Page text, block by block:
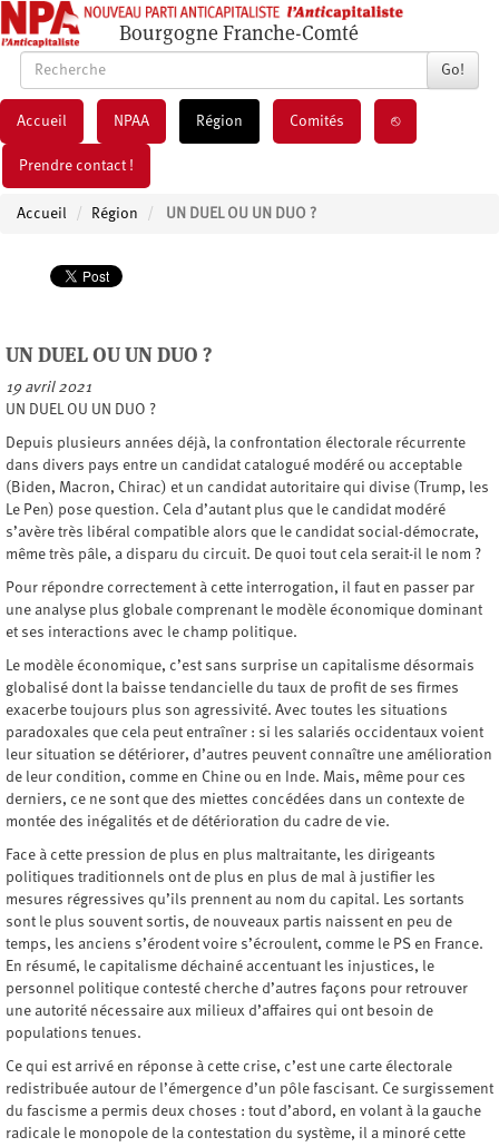
Bourgogne Franche-Comté
Go!
Accueil NPAA Région Comités ⎋
Prendre contact !
Accueil Région UN DUEL OU UN DUO ?
UN DUEL OU UN DUO ?
19 avril 2021
UN DUEL OU UN DUO ?
Depuis plusieurs années déjà, la confrontation électorale récurrente
dans divers pays entre un candidat catalogué modéré ou acceptable
(Biden, Macron, Chirac) et un candidat autoritaire qui divise (Trump, les
Le Pen) pose question. Cela d’autant plus que le candidat modéré
s’avère très libéral compatible alors que le candidat social-démocrate,
même très pâle, a disparu du circuit. De quoi tout cela serait-il le nom ?
Pour répondre correctement à cette interrogation, il faut en passer par
une analyse plus globale comprenant le modèle économique dominant
et ses interactions avec le champ politique.
Le modèle économique, c’est sans surprise un capitalisme désormais
globalisé dont la baisse tendancielle du taux de profit de ses firmes
exacerbe toujours plus son agressivité. Avec toutes les situations
paradoxales que cela peut entraîner : si les salariés occidentaux voient
leur situation se détériorer, d’autres peuvent connaître une amélioration
de leur condition, comme en Chine ou en Inde. Mais, même pour ces
derniers, ce ne sont que des miettes concédées dans un contexte de
montée des inégalités et de détérioration du cadre de vie.
Face à cette pression de plus en plus maltraitante, les dirigeants
politiques traditionnels ont de plus en plus de mal à justifier les
mesures régressives qu’ils prennent au nom du capital. Les sortants
sont le plus souvent sortis, de nouveaux partis naissent en peu de
temps, les anciens s’érodent voire s’écroulent, comme le PS en France.
En résumé, le capitalisme déchainé accentuant les injustices, le
personnel politique contesté cherche d’autres façons pour retrouver
une autorité nécessaire aux milieux d’affaires qui ont besoin de
populations tenues.
Ce qui est arrivé en réponse à cette crise, c’est une carte électorale
redistribuée autour de l’émergence d’un pôle fascisant. Ce surgissement
du fascisme a permis deux choses : tout d’abord, en volant à la gauche
radicale le monopole de la contestation du système, il a minoré cette